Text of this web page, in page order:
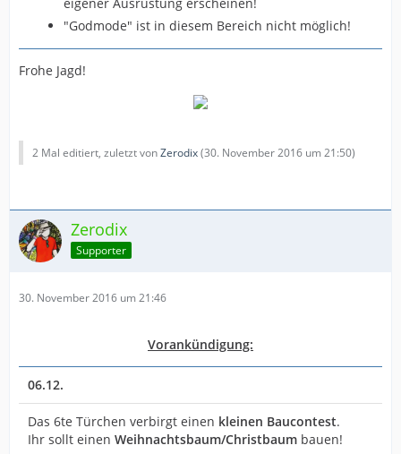
"Godmode" ist in diesem Bereich nicht möglich!
Frohe Jagd!
2 Mal editiert, zuletzt vonZerodix(30. November 2016 um 21:50)
Zerodix
Supporter
30. November 2016 um 21:46
Vorankündigung:
06.12.
Das 6te Türchen verbirgt einen kleinen Baucontest.
Ihr sollt einen Weihnachtsbaum/Christbaum bauen!